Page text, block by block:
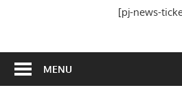
[pj-news-
MENU